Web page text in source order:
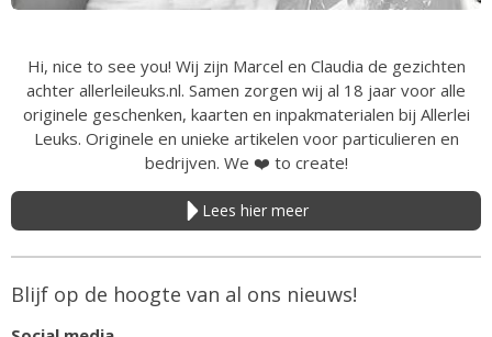
Hi, nice to see you! Wij zijn Marcel en Claudia de gezichten
achter allerleileuks.nl. Samen zorgen wij al 18 jaar voor alle
originele geschenken, kaarten en inpakmaterialen bij Allerlei
Leuks. Originele en unieke artikelen voor particulieren en
bedrijven. We ❤️ to create!
Lees hier meer
Blijf op de hoogte van al ons nieuws!